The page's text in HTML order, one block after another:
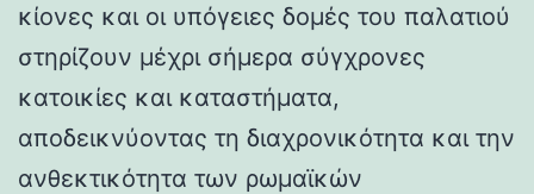
κίονες και οι υπόγειες δομές του παλατιού
στηρίζουν μέχρι σήμερα σύγχρονες
κατοικίες και καταστήματα,
αποδεικνύοντας τη διαχρονικότητα και την
ανθεκτικότητα των ρωμαϊκών